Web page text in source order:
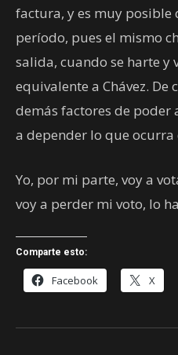
factura, y es muy
período, pues el mismo
salida, cuando se harte y
equivalente a Chávez. De
demás factores de poder
a depender lo que ocurra
Yo, por mi parte, voy a
voy a perder mi voto, lo
Comparte esto:
Facebook X